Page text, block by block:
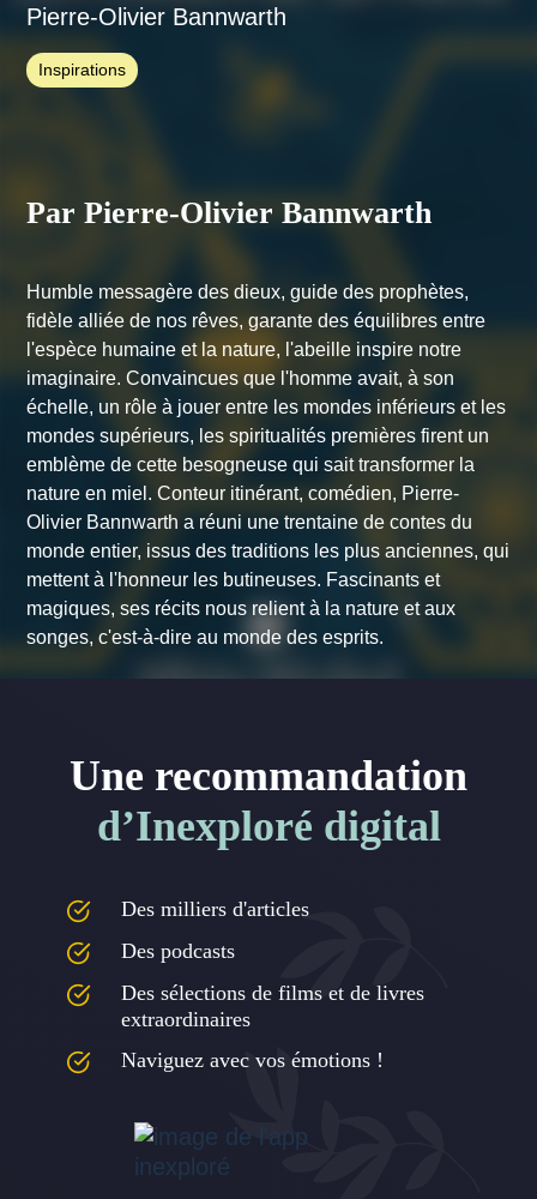
Pierre-Olivier Bannwarth
Inspirations
Par Pierre-Olivier Bannwarth
Humble messagère des dieux, guide des prophètes,
fidèle alliée de nos rêves, garante des équilibres entre
l'espèce humaine et la nature, l'abeille inspire notre
imaginaire. Convaincues que l'homme avait, à son
échelle, un rôle à jouer entre les mondes inférieurs et les
mondes supérieurs, les spiritualités premières firent un
emblème de cette besogneuse qui sait transformer la
nature en miel. Conteur itinérant, comédien, Pierre-
Olivier Bannwarth a réuni une trentaine de contes du
monde entier, issus des traditions les plus anciennes, qui
mettent à l'honneur les butineuses. Fascinants et
magiques, ses récits nous relient à la nature et aux
songes, c'est-à-dire au monde des esprits.
Une recommandation
d’Inexploré digital
Des milliers d'articles
Des podcasts
Des sélections de films et de livres
extraordinaires
Naviguez avec vos émotions !